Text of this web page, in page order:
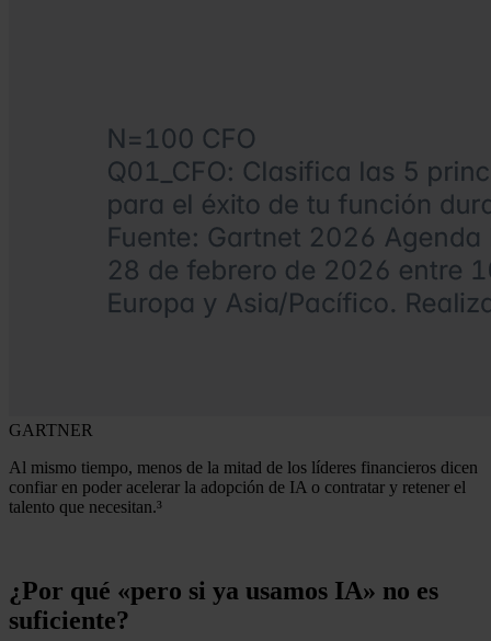
GARTNER
Al mismo tiempo, menos de la mitad de los líderes financieros dicen
confiar en poder acelerar la adopción de IA o contratar y retener el
talento que necesitan.³
¿Por qué «pero si ya usamos IA» no es
suficiente?